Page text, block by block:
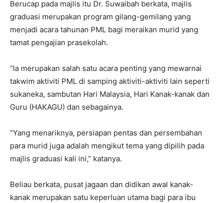
Berucap pada majlis itu Dr. Suwaibah berkata, majlis
graduasi merupakan program gilang-gemilang yang
menjadi acara tahunan PML bagi meraikan murid yang
tamat pengajian prasekolah.
“Ia merupakan salah satu acara penting yang mewarnai
takwim aktiviti PML di samping aktiviti-aktiviti lain seperti
sukaneka, sambutan Hari Malaysia, Hari Kanak-kanak dan
Guru (HAKAGU) dan sebagainya.
“Yang menariknya, persiapan pentas dan persembahan
para murid juga adalah mengikut tema yang dipilih pada
majlis graduasi kali ini,” katanya.
Beliau berkata, pusat jagaan dan didikan awal kanak-
kanak merupakan satu keperluan utama bagi para ibu